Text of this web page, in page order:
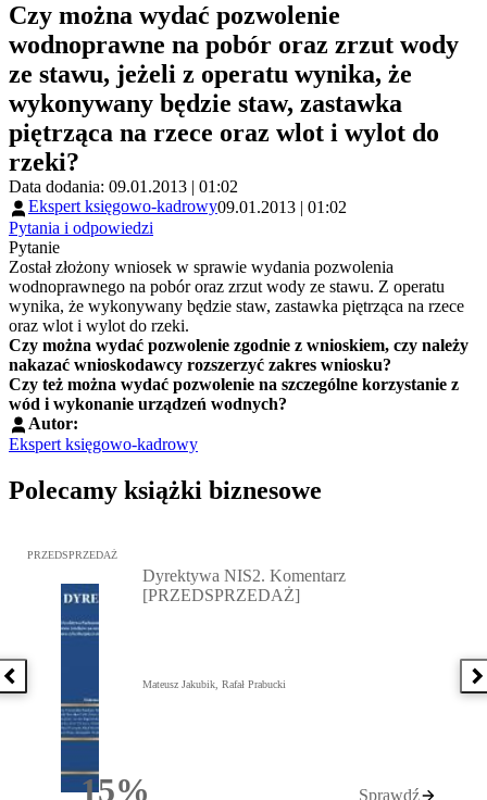
Czy można wydać pozwolenie
wodnoprawne na pobór oraz zrzut wody
ze stawu, jeżeli z operatu wynika, że
wykonywany będzie staw, zastawka
piętrząca na rzece oraz wlot i wylot do
rzeki?
Data dodania: 09.01.2013 | 01:02
Ekspert księgowo-kadrowy09.01.2013 | 01:02
Pytania i odpowiedzi
Pytanie
Został złożony wniosek w sprawie wydania pozwolenia
wodnoprawnego na pobór oraz zrzut wody ze stawu. Z operatu
wynika, że wykonywany będzie staw, zastawka piętrząca na rzece
oraz wlot i wylot do rzeki.
Czy można wydać pozwolenie zgodnie z wnioskiem, czy należy
nakazać wnioskodawcy rozszerzyć zakres wniosku?
Czy też można wydać pozwolenie na szczególne korzystanie z
wód i wykonanie urządzeń wodnych?
Autor:
Ekspert księgowo-kadrowy
Polecamy książki biznesowe
Poprzednia książka
Przejdź do: Dyrektywa NIS2. Komentarz [PRZEDSPRZEDAŻ],
PRZEDSPRZEDAŻ
15%
Dyrektywa NIS2. Komentarz
[PRZEDSPRZEDAŻ]
Mateusz Jakubik, Rafał Prabucki
Sprawdź